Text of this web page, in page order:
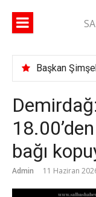
bağı
Admin 11 Haziran